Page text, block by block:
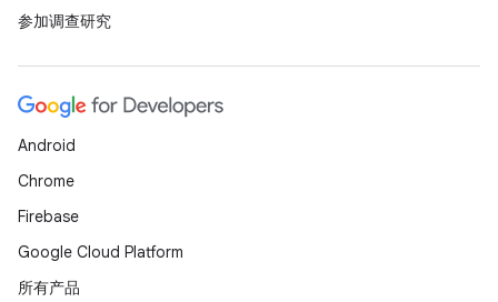
参加调查研究
Android
Chrome
Firebase
Google Cloud Platform
所有产品